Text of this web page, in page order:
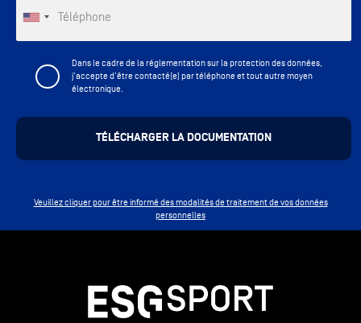
Téléphone
Dans le cadre de la réglementation sur la protection des données,
j'accepte d'être contacté(e) par téléphone et tout autre moyen
électronique.
Veuillez cliquer pour être informé des modalités de traitement de vos données
personnelles